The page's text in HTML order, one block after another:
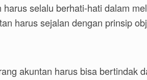
selalu berhati-hati dalam
harus sejalan dengan prinsip
akuntan harus bisa bertindak